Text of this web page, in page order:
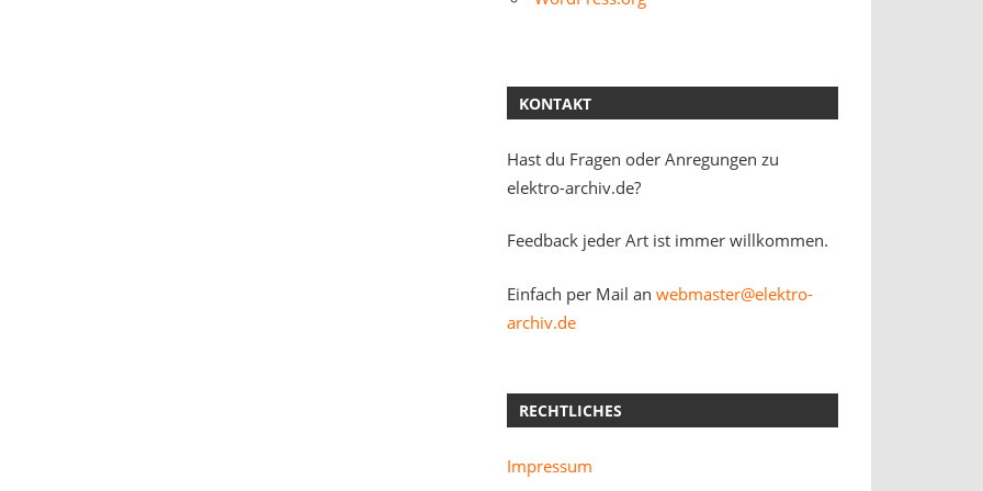
KONTAKT
Hast du Fragen oder Anregungen zu
elektro-archiv.de?
Feedback jeder Art ist immer willkommen.
Einfach per Mail an webmaster@elektro-
archiv.de
RECHTLICHES
Impressum